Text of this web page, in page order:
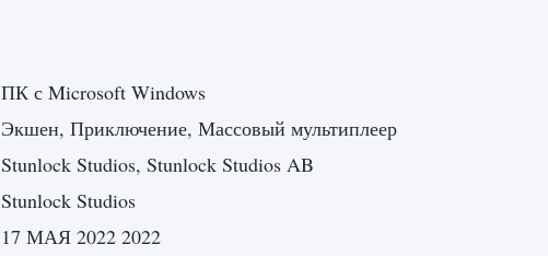
ПК с Microsoft Windows
Экшен, Приключение, Массовый мультиплеер
Stunlock Studios, Stunlock Studios AB
Stunlock Studios
17 МАЯ 2022 2022